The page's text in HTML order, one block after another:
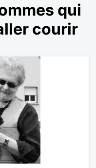
qui
courir